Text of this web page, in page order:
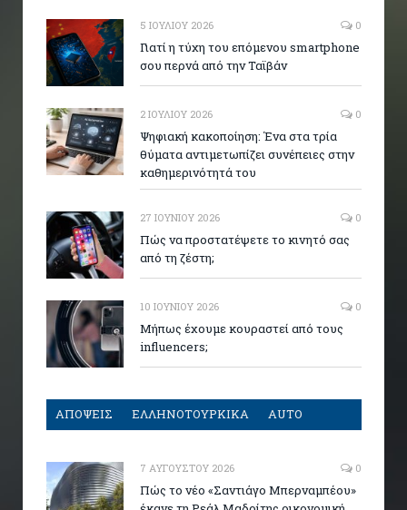
5 ΙΟΥΛΊΟΥ 2026 0
Γιατί η τύχη του επόμενου smartphone
σου περνά από την Ταϊβάν
2 ΙΟΥΛΊΟΥ 2026 0
Ψηφιακή κακοποίηση: Ένα στα τρία
θύματα αντιμετωπίζει συνέπειες στην
καθημερινότητά του
27 ΙΟΥΝΊΟΥ 2026 0
Πώς να προστατέψετε το κινητό σας
από τη ζέστη;
10 ΙΟΥΝΊΟΥ 2026 0
Μήπως έχουμε κουραστεί από τους
influencers;
ΑΠΟΨΕΙΣ ΕΛΛΗΝΟΤΟΥΡΚΙΚΑ AUTO
7 ΑΥΓΟΎΣΤΟΥ 2026 0
Πώς το νέο «Σαντιάγο Μπερναμπέου»